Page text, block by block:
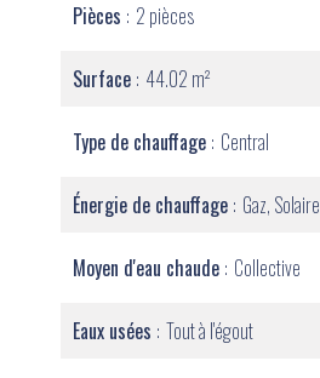
Pièces 2 pièces
Surface 44.02 m²
Type de chauffage Central
Énergie de chauffage Gaz, Solaire
Moyen d'eau chaude Collective
Eaux usées Tout à l'égout